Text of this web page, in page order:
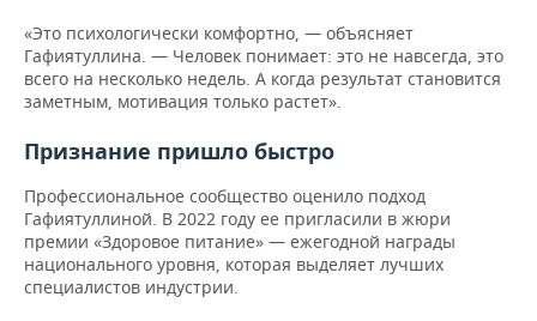
«Это психологически комфортно, — объясняет
Гафиятуллина. — Человек понимает: это не навсегда, это
всего на несколько недель. А когда результат становится
заметным, мотивация только растет».
Признание пришло быстро
Профессиональное сообщество оценило подход
Гафиятуллиной. В 2022 году ее пригласили в жюри
премии «Здоровое питание» — ежегодной награды
национального уровня, которая выделяет лучших
специалистов индустрии.